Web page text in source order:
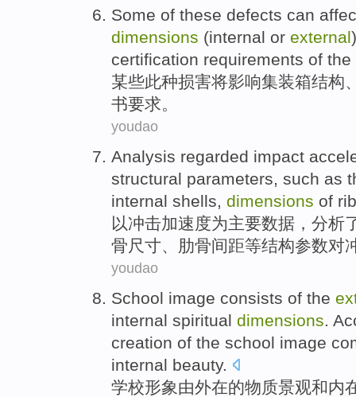
Some of these defects can
dimensions (internal or external
certification requirements of the
某些此种损害将影响集装箱结构
书要求。
youdao
Analysis regarded impact
structural parameters, such as
internal shells, dimensions of rib
以冲击加速度为主要数据 ， 分析
骨尺寸、肋骨间距等结构参数对
youdao
School image consists of the
internal spiritual dimensions .
creation of the school image
internal beauty.
学校形象由外在的物质景观和内